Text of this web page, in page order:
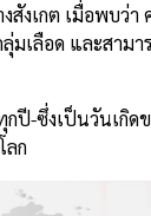
กต เมื่อพบว่า ค
ลือด และสามา
ปี-ซึ่งเป็นวันเกิ
ลก